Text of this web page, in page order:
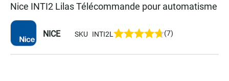
Nice INTI2 Lilas Télécommande pour automatisme
NICE SKU INTI2L (7)